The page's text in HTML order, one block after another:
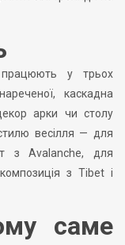
у трьох
каскадна
арки чи столу
весілля — для
з Avalanche, для
з Tibet і
саме